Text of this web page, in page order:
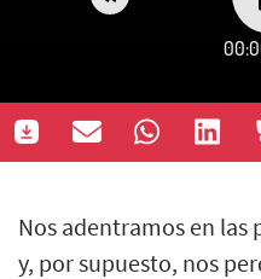
Nos adentramos en
y, por supuesto, nos